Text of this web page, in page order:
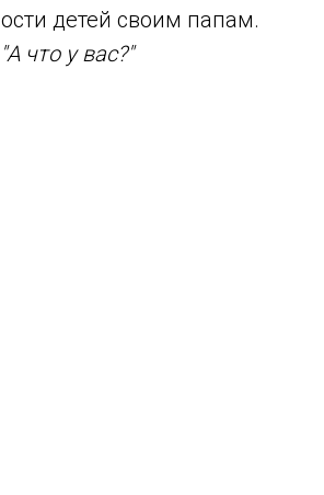
детей своим папам.
что у вас?"